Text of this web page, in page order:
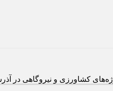
کشاورزی و نیروگاهی در